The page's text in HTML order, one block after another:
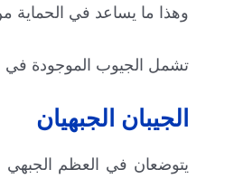
وهذا ما يساعد في الحماية
تشمل الجيوب الموجودة في
الجيبان الجبهيان
يتوضعان في العظم